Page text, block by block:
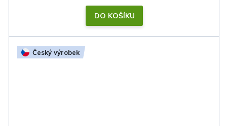
DO KOŠÍKU
Český výrobek